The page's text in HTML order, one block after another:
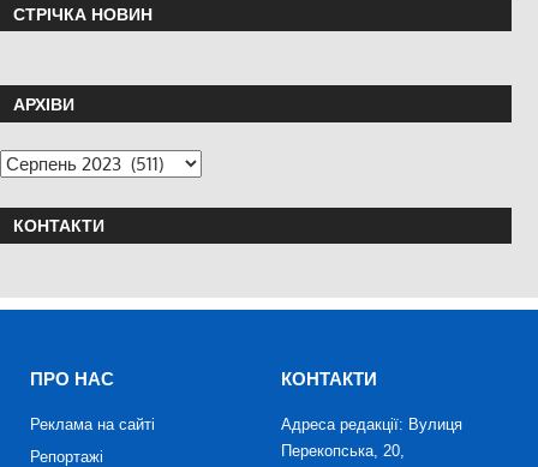
СТРІЧКА НОВИН
АРХІВИ
КОНТАКТИ
ПРО НАС
Реклама на сайті
Репортажі
КОНТАКТИ
Адреса редакції: Вулиця
Перекопська, 20,